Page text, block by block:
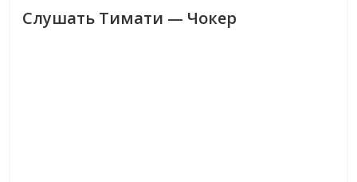
Слушать Тимати — Чокер